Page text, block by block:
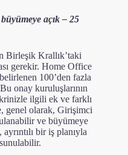
açık – 25
Birleşik Krallık’taki
gerekir. Home Office
100’den fazla
onay kuruluşlarının
ilgili ek ve farklı
genel olarak, Girişimci
ve büyümeye
bir iş planıyla